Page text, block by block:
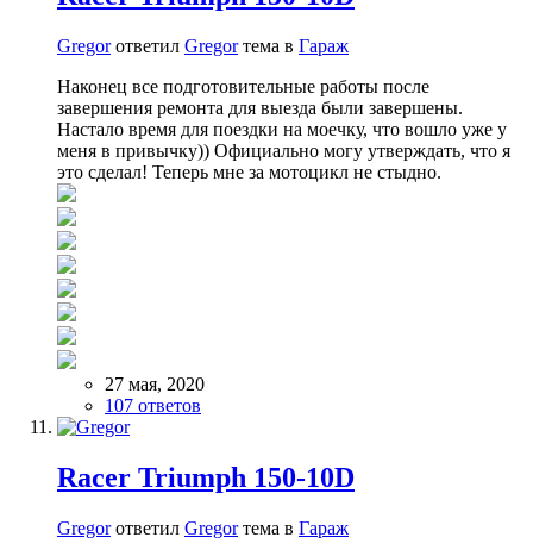
Gregorответил Gregorтема в Гараж
Наконец все подготовительные работы после
завершения ремонта для выезда были завершены.
Настало время для поездки на моечку, что вошло уже у
меня в привычку)) Официально могу утверждать, что я
это сделал! Теперь мне за мотоцикл не стыдно.
27 мая, 2020
107 ответов
Racer Triumph 150-10D
Gregorответил Gregorтема в Гараж